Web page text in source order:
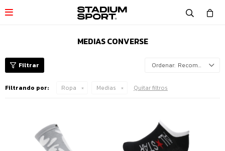

MEDIAS CONVERSE
Recomendados
Filtrando por: Ropa Medias Quitar filtros